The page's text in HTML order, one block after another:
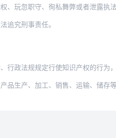
、玩忽职守、徇私舞弊或者泄露
追究刑事责任。
政法规规定行使知识产权的行为，
品生产、加工、销售、运输、储存